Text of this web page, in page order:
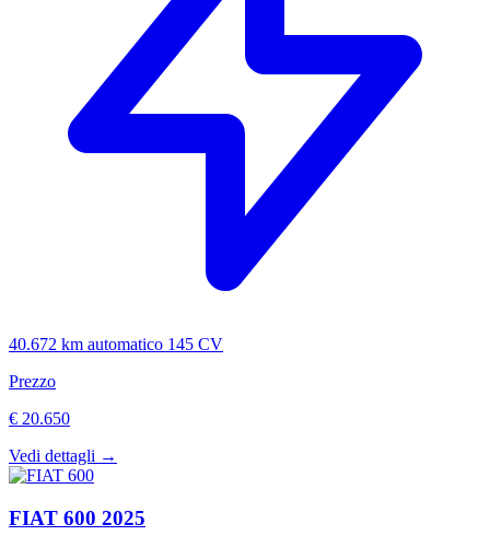
40.672 km automatico 145 CV
Prezzo
€ 20.650
Vedi dettagli →
FIAT 600 2025